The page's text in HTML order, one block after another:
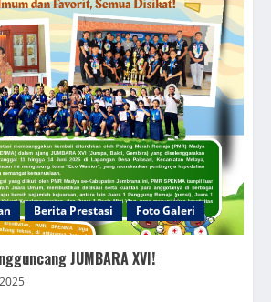
Berita Prestasi Foto Galeri
JUMBARA XVI!